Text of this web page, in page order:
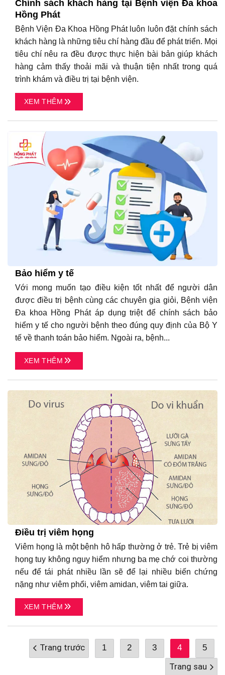
Chính sách khách hàng tại Bệnh viện Đa khoa
Hồng Phát
Bệnh Viện Đa Khoa Hồng Phát luôn luôn đặt chính sách
khách hàng là những tiêu chí hàng đầu để phát triển. Mọi
tiêu chí nêu ra đều được thực hiện bài bản giúp khách
hàng cảm thấy thoải mãi và thuận tiện nhất trong quá
trình khám và điều trị tại bệnh viện.
XEM THÊM
Bảo hiểm y tế
Với mong muốn tạo điều kiện tốt nhất để người dân
được điều trị bệnh cùng các chuyên gia giỏi, Bệnh viện
Đa khoa Hồng Phát áp dụng triệt để chính sách bảo
hiểm y tế cho người bệnh theo đúng quy định của Bộ Y
tế về thanh toán bảo hiểm. Ngoài ra, bệnh...
XEM THÊM
Điều trị viêm họng
Viêm họng là một bệnh hô hấp thường ở trẻ. Trẻ bị viêm
họng tuy không nguy hiểm nhưng ba mẹ chớ coi thường
nếu để tái phát nhiều lần sẽ để lại nhiều biến chứng
nặng như viêm phổi, viêm amidan, viêm tai giữa.
XEM THÊM
1 2 3 4 5